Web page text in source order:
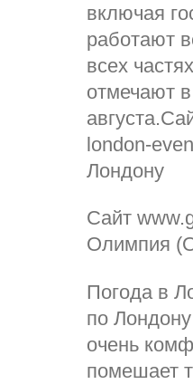
включая
работают
всех
отмечают
london-
Лондону
Сайт
Олимпия
Погода в
по
очень
помешает